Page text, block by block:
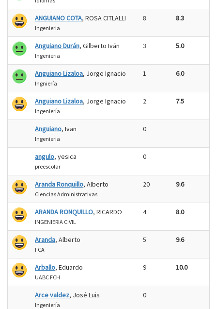
ANGUIANO COTA, ROSA CITLALLI
Ingenieria
8 8.3
Anguiano Durán, Gilberto Iván
Ingenieria
3 5.0
Anguiano Lizaloa, Jorge Ignacio
Ingniería
1 6.0
Anguiano Lizaloa, Jorge Ignacio
Ingeniería
2 7.5
Anguiano, Ivan
Ingenieria
0
angulo, yesica
preescolar
0
Aranda Ronquillo, Alberto
Ciencias Administrativas
20 9.6
ARANDA RONQUILLO, RICARDO
INGENIERIA CIVIL
4 8.0
Aranda, Alberto
FCA
5 9.6
Arballo, Eduardo
UABC FCH
9 10.0
Arce valdez, José Luis
Ingeniería
0